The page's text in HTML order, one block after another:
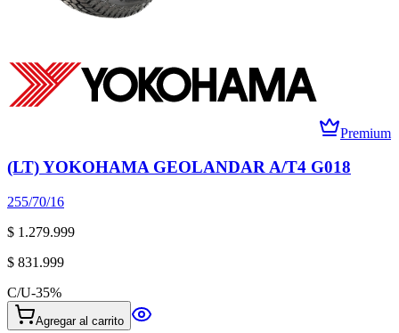
Premium
(LT) YOKOHAMA GEOLANDAR A/T4 G018
255/70/16
$ 1.279.999
$ 831.999
C/U-35%
Agregar al carrito